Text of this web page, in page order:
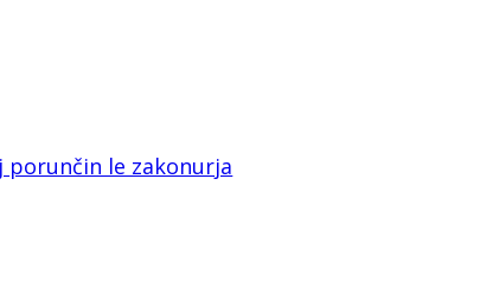
le zakonurja